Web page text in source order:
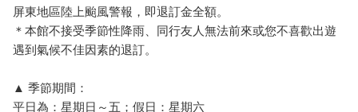
屏東地區陸上颱風警報，即退訂金全額。
＊本館不接受季節性降雨、同行友人無法前來或您不喜歡出遊
遇到氣候不佳因素的退訂。
▲ 季節期間：
平日為：星期日～五；假日：星期六